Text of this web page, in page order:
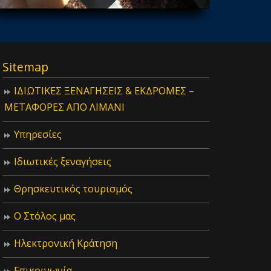
Sitemap
ΙΔIΩΤΙΚΕΣ ΞΕΝΑΓΗΣΕΙΣ & ΕΚΔΡΟΜΕΣ –
ΜΕΤΑΦΟΡΕΣ ΑΠΟ ΛΙΜΑΝΙ
Υπηρεσίες
Ιδιωτικές ξεναγήσεις
Θρησκευτικός τουρισμός
Ο Στόλος μας
Ηλεκτρονική Κράτηση